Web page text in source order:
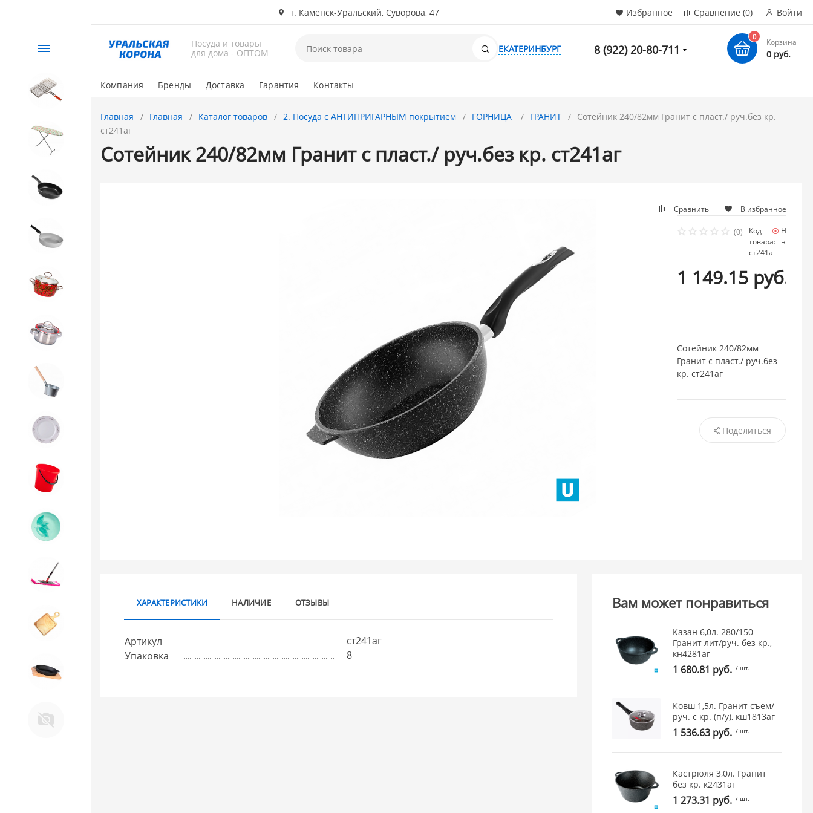
г. Каменск-Уральский, Суворова, 47 Избранное Сравнение (0) Войти
Посуда и товары
для дома - ОПТОМ
Поиск
ЕКАТЕРИНБУРГ 8 (922) 20-80-711
0
Корзина
0 руб.
Компания Бренды Доставка Гарантия Контакты
Каталог
СЕЗОННЫЙ товар
11. Товары для КУХНИ
Главная Главная Каталог товаров 2. Посуда с АНТИПРИГАРНЫМ покрытием ГОРНИЦА ГРАНИТ
Сотейник 240/82мм Гранит с пласт./ руч.без кр.
ст241аг
Сотейник 240/82мм Гранит с пласт./ руч.без кр. ст241аг
Сравнить В избранное
(0)
Код
товара:
ст241аг
Нет в
наличии
1 149.15 руб.
Сотейник 240/82мм
Гранит с пласт./ руч.без
кр. ст241аг
Поделиться
ХАРАКТЕРИСТИКИ НАЛИЧИЕ ОТЗЫВЫ
Артикул
ст241аг
Упаковка
8
Вам может понравиться
Казан 6,0л. 280/150
Гранит лит/руч. без кр.,
кн4281аг
1 680.81 руб. / шт.
Ковш 1,5л. Гранит съем/
руч. с кр. (п/у), кш1813аг
1 536.63 руб. / шт.
Кастрюля 3,0л. Гранит
без кр. к2431аг
1 273.31 руб. / шт.